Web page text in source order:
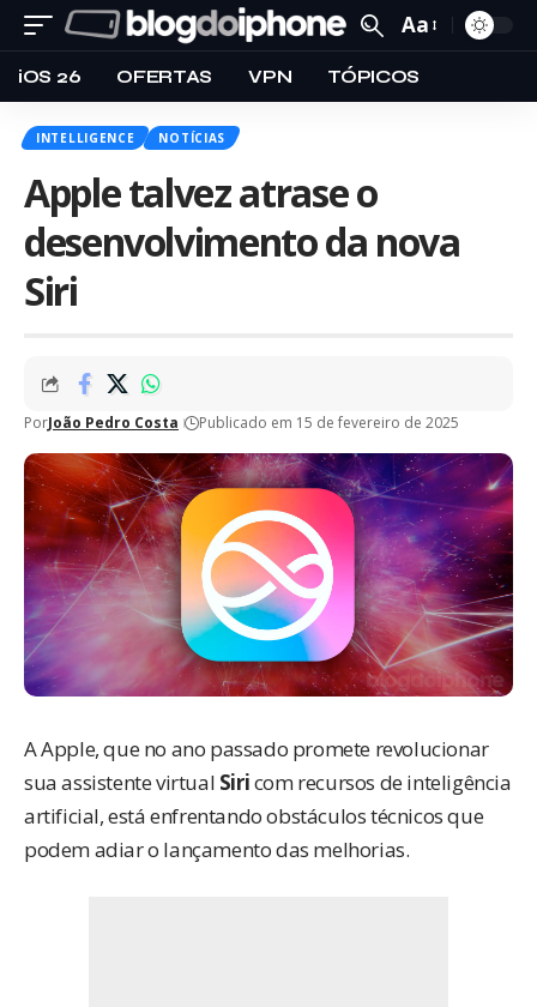
Aa
iOS 26 OFERTAS VPN TÓPICOS
INTELLIGENCE NOTÍCIAS
Apple talvez atrase o
desenvolvimento da nova
Siri
PorJoão Pedro Costa Publicado em 15 de fevereiro de 2025
A Apple, que no ano passado promete revolucionar
sua assistente virtual Siricom recursos de inteligência
artificial, está enfrentando obstáculos técnicos que
podem adiar o lançamento das melhorias.